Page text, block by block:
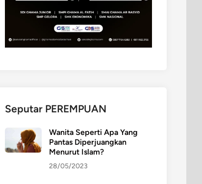
Seputar PEREMPUAN
Wanita Seperti Apa Yang
Pantas Diperjuangkan
Menurut Islam?
28/05/2023